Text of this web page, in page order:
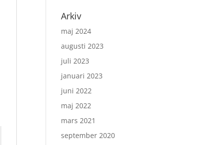
Arkiv
maj 2024
augusti 2023
juli 2023
januari 2023
juni 2022
maj 2022
mars 2021
september 2020